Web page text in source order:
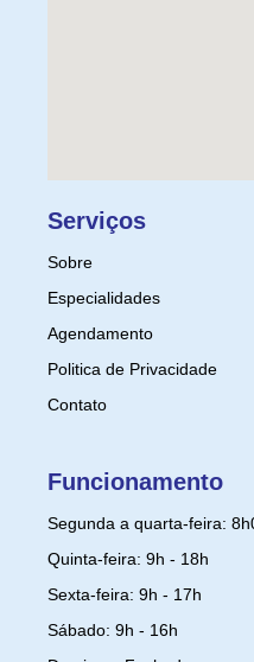
Serviços
Sobre
Especialidades
Agendamento
Politica de Privacidade
Contato
Funcionamento
Segunda a quarta-feira:
Quinta-feira: 9h - 18h
Sexta-feira: 9h - 17h
Sábado: 9h - 16h